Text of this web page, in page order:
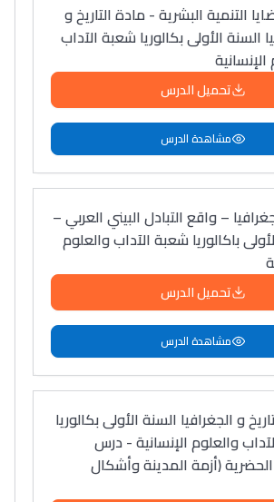
التنمية البشرية - مادة التاريخ و
السنة الأولى بكالوريا شعبة الآداب
تحميل الدرس
مشاهدة الدرس
– واقع التبادل البيني العربي –
باكالوريا شعبة الآداب والعلوم
تحميل الدرس
مشاهدة الدرس
و الجغرافيا السنة الأولى بكالوريا
والعلوم الإنسانية - درس
الحضرية (أزمة المدينة وأشكال